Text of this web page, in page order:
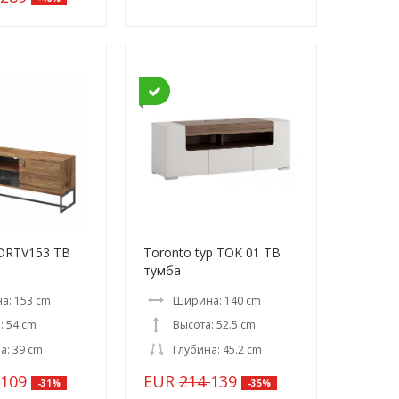
ТВ
153 cm
54 cm
39 cm
109 -31%
Toronto typ TOK 01 ТВ
тумба
Ширина: 140 cm
Высота: 52.5 cm
Глубина: 45.2 cm
EUR 214139 -35%